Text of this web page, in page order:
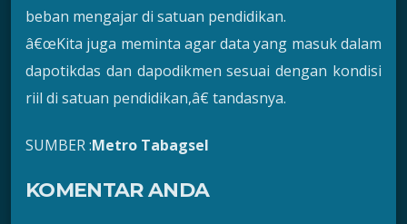
beban mengajar di satuan pendidikan.
â€œKita juga meminta agar data yang masuk dalam
dapotikdas dan dapodikmen sesuai dengan kondisi
riil di satuan pendidikan,â€ tandasnya.
SUMBER :Metro Tabagsel
KOMENTAR ANDA